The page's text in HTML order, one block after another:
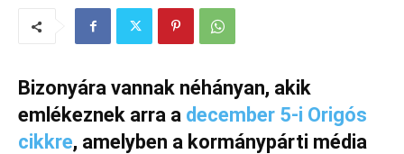
Bizonyára vannak néhányan, akik
emlékeznek arra a december 5-i Origós
cikkre, amelyben a kormánypárti média